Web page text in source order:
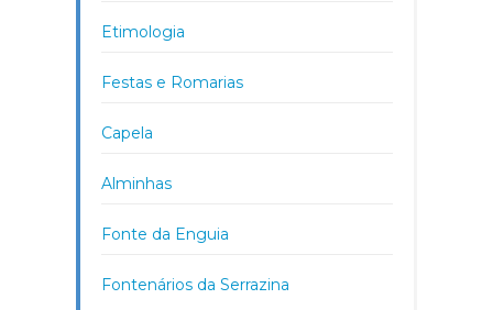
Etimologia
Festas e Romarias
Capela
Alminhas
Fonte da Enguia
Fontenários da Serrazina